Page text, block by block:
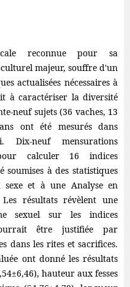
reconnue pour sa
majeur, souffre d'un
actualisées nécessaires à
à caractériser la diversité
neuf sujets (36 vaches, 13
ont été mesurés dans
Dix-neuf mensurations
calculer 16 indices
soumises à des statistiques
sexe et à une Analyse en
Les résultats révèlent une
sexuel sur les indices
être justifiée par
dans les rites et sacrifices.
ont donné les résultats
hauteur aux fesses